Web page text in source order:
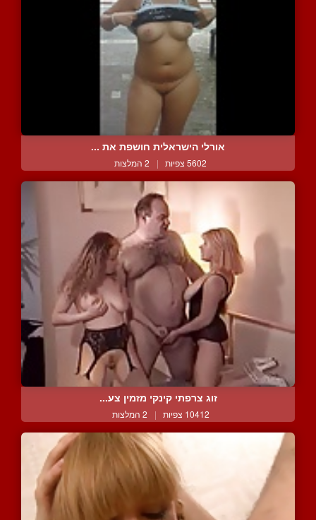
אורלי הישראלית חושפת את ...
5602 צפיות | 2 המלצות
זוג צרפתי קינקי מזמין צע...
10412 צפיות | 2 המלצות